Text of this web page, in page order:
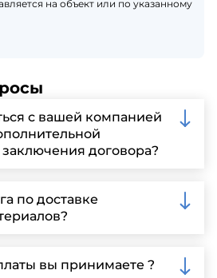
на объект или по указанному
с вашей компанией
договора?
почту или
сайте для более
и организации встречи.
по доставке
у нас собственный
быстрой и надежной
вы принимаете ?